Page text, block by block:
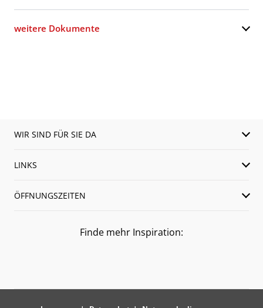
weitere Dokumente
WIR SIND FÜR SIE DA
LINKS
ÖFFNUNGSZEITEN
Finde mehr Inspiration: